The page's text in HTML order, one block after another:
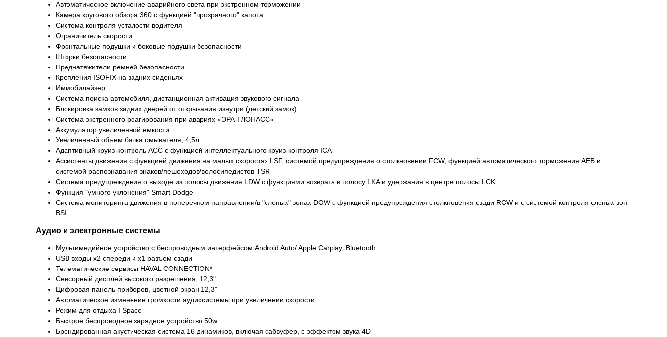
Автоматическое включение аварийного света при экстренном торможении
Камера кругового обзора 360 с функцией "прозрачного" капота
Система контроля усталости водителя
Ограничитель скорости
Фронтальные подушки и боковые подушки безопасности
Шторки безопасности
Преднатяжители ремней безопасности
Крепления ISOFIX на задних сиденьях
Иммобилайзер
Система поиска автомобиля, дистанционная активация звукового сигнала
Блокировка замков задних дверей от открывания изнутри (детский замок)
Система экстренного реагирования при авариях «ЭРА-ГЛОНАСС»
Аккумулятор увеличенной емкости
Увеличенный объем бачка омывателя, 4,5л
Адаптивный круиз-контроль ACC с функцией интеллектуального круиз-контроля ICA
Ассистенты движения с функцией движения на малых скоростях LSF, системой предупреждения о столкновении FCW, функцией автоматического торможения AEB и
системой распознавания знаков/пешеходов/велосипедистов TSR
Система предупреждения о выходе из полосы движения LDW с функциями возврата в полосу LKA и удержания в центре полосы LCK
Функция "умного уклонения" Smart Dodge
Система мониторинга движения в поперечном направлении/в "слепых" зонах DOW с функцией предупреждения столкновения сзади RCW и с системой контроля слепых зон
BSI
Аудио и электронные системы
Мультимедийное устройство с беспроводным интерфейсом Android Auto/ Apple Carplay, Bluetooth
USB входы x2 спереди и x1 разъем сзади
Телематические сервисы HAVAL CONNECTION*
Сенсорный дисплей высокого разрешения, 12,3"
Цифровая панель приборов, цветной экран 12,3"
Автоматическое изменение громкости аудиосистемы при увеличении скорости
Режим для отдыха I Space
Быстрое беспроводное зарядное устройство 50w
Брендированная акустическая система 16 динамиков, включая сабвуфер, с эффектом звука 4D